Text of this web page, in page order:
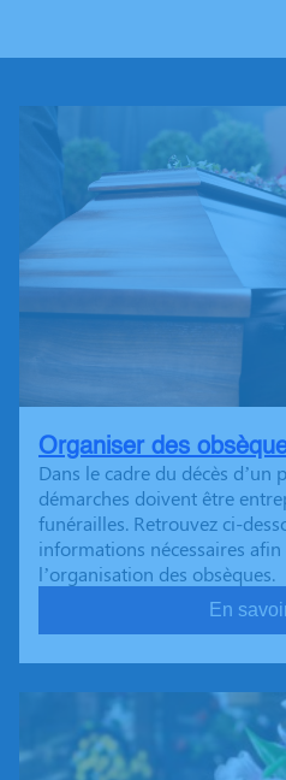
Organiser des
Dans le cadre du décès d’un
démarches doivent être
funérailles. Retrouvez ci-
informations nécessaires
l’organisation des obsèques.
En